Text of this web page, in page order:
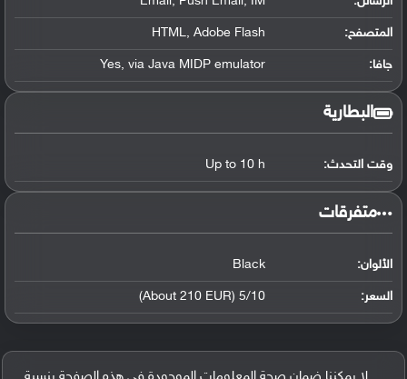
المتصفح: HTML, Adobe Flash
جافا: Yes, via Java MIDP emulator
البطارية
وقت التحدث: Up to 10 h
‏متفرقات‏
الألوان: Black
السعر: 5/10 (About 210 EUR)